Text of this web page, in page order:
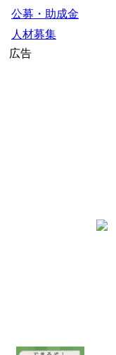
公募・助成金
人材募集
広告